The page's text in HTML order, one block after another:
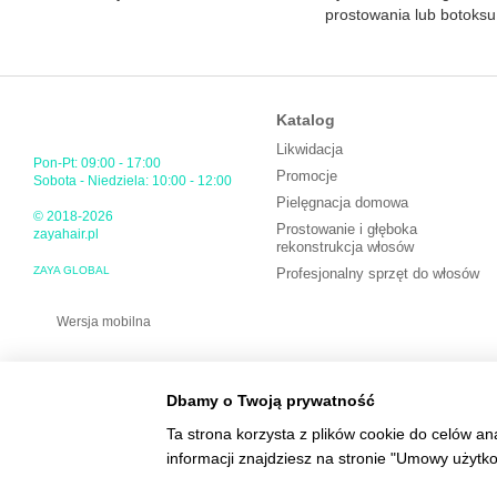
prostowania lub botoksu
Pon-Pt: 09:00 - 17:00
Sobota - Niedziela: 10:00 - 12:00
© 2018-2026
zayahair.pl
ZAYA GLOBAL
Wersja mobilna
Katalog
Likwidacja
Promocje
Pielęgnacja domowa
Prostowanie i głęboka
rekonstrukcja włosów
Profesjonalny sprzęt do włosów
Dbamy o Twoją prywatność
Ta strona korzysta z plików cookie do celów
informacji znajdziesz na stronie "Umowy